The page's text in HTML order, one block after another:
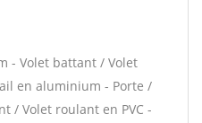
- Volet battant / Volet
en aluminium - Porte /
/ Volet roulant en PVC -